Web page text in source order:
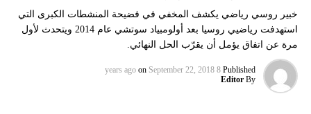
خبير روسي رياضي يكشف المخفي في فضيحة المنشطات الكبرى التي
استهدفت رياضيي روسيا بعد أولومبياد سوتشي عام 2014 ويتحدث لأول
مرة عن اتفاق يؤمل أن يقرّب الحل النهائي.
Published
8 years ago
on September 22, 2018
By
Editor